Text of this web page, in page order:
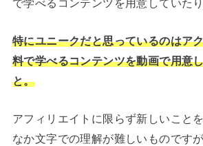
で学べるコンテンツを用意していたり
特にユニークだと思っているのはア
料で学べるコンテンツを動画で用意
と。
アフィリエイトに限らず新しいこと
なか文字での理解が難しいものです